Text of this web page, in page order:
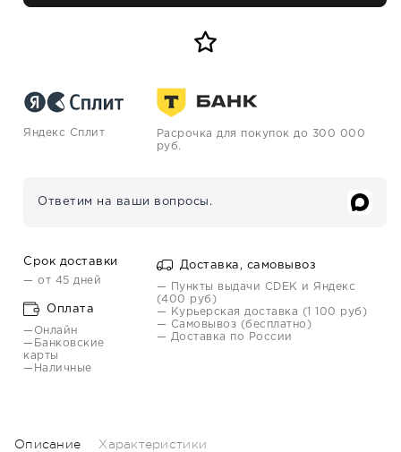
Яндекс Сплит
Расрочка для покупок до 300 000
руб.
Ответим на ваши вопросы.
Срок доставки
— от 45 дней
Оплата
—Онлайн
—Банковские
карты
—Наличные
Доставка, самовывоз
— Пункты выдачи CDEK и Яндекс
(400 руб)
— Курьерская доставка (1 100 руб)
— Самовывоз (бесплатно)
— Доставка по России
Описание Характеристики